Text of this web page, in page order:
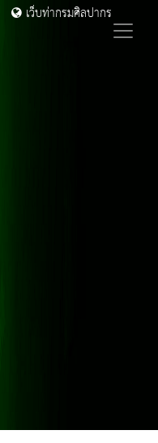
เว็บท่ากรมศิลปากร